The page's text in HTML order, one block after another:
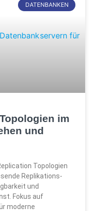
DATENBANKEN
im
und
Topologien
Replikations-
und
Fokus auf
moderne